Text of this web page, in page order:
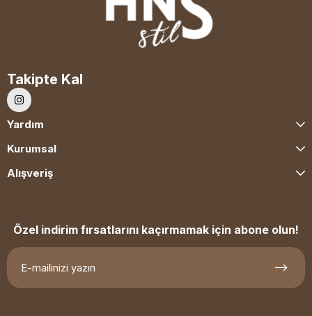
Takipte Kal
Yardım
Kurumsal
Alışveriş
Özel indirim fırsatlarını kaçırmamak için abone olun!